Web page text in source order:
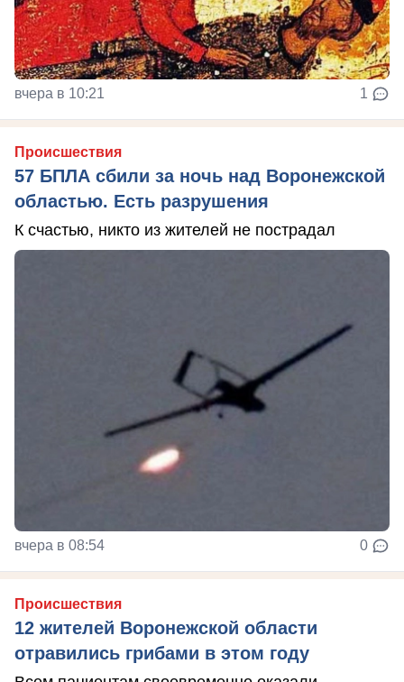
вчера в 10:21 1
Происшествия
57 БПЛА сбили за ночь над Воронежской
областью. Есть разрушения
К счастью, никто из жителей не пострадал
вчера в 08:54 0
Происшествия
12 жителей Воронежской области
отравились грибами в этом году